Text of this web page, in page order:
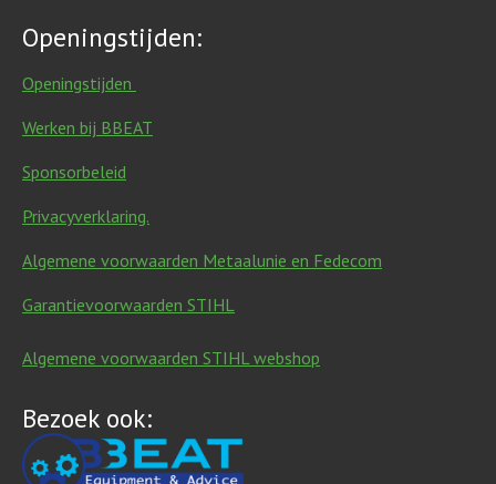
Openingstijden:
Openingstijden
Werken bij BBEAT
Sponsorbeleid
Privacyverklaring.
Algemene voorwaarden Metaalunie en Fedecom
Garantievoorwaarden STIHL
Algemene voorwaarden STIHL webshop
Bezoek ook: